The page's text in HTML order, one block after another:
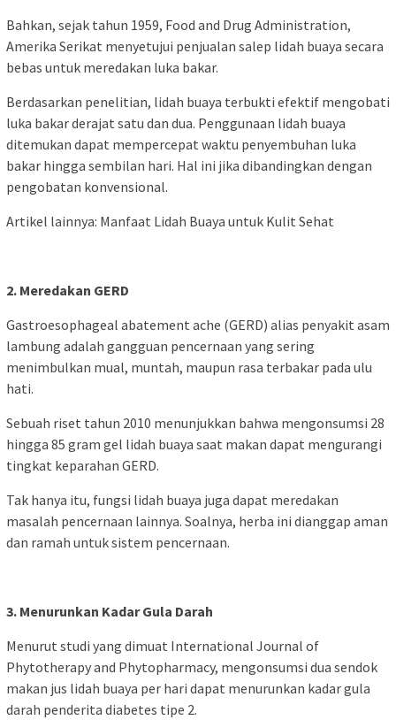
Bahkan, sejak tahun 1959, Food and Drug Administration,
Amerika Serikat menyetujui penjualan salep lidah buaya secara
bebas untuk meredakan luka bakar.
Berdasarkan penelitian, lidah buaya terbukti efektif mengobati
luka bakar derajat satu dan dua. Penggunaan lidah buaya
ditemukan dapat mempercepat waktu penyembuhan luka
bakar hingga sembilan hari. Hal ini jika dibandingkan dengan
pengobatan konvensional.
Artikel lainnya: Manfaat Lidah Buaya untuk Kulit Sehat
2. Meredakan GERD
Gastroesophageal abatement ache (GERD) alias penyakit asam
lambung adalah gangguan pencernaan yang sering
menimbulkan mual, muntah, maupun rasa terbakar pada ulu
hati.
Sebuah riset tahun 2010 menunjukkan bahwa mengonsumsi 28
hingga 85 gram gel lidah buaya saat makan dapat mengurangi
tingkat keparahan GERD.
Tak hanya itu, fungsi lidah buaya juga dapat meredakan
masalah pencernaan lainnya. Soalnya, herba ini dianggap aman
dan ramah untuk sistem pencernaan.
3. Menurunkan Kadar Gula Darah
Menurut studi yang dimuat International Journal of
Phytotherapy and Phytopharmacy, mengonsumsi dua sendok
makan jus lidah buaya per hari dapat menurunkan kadar gula
darah penderita diabetes tipe 2.